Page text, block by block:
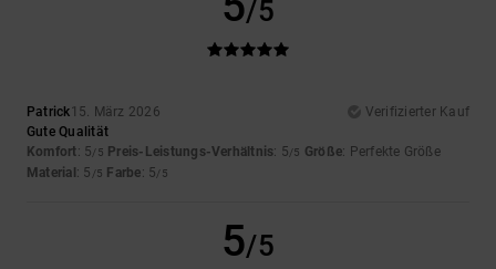
/5
Patrick15. März 2026
Verifizierter Kauf
Gute Qualität
Komfort: 5/5 Preis-Leistungs-Verhältnis: 5/5 Größe: Perfekte Größe
Material : 5 /5 Farbe: 5/5
5/5